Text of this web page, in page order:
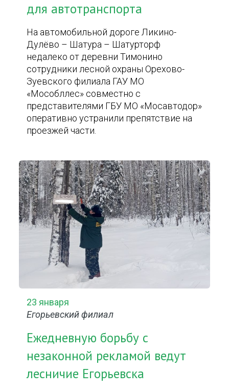
для автотранспорта
На автомобильной дороге Ликино-
Дулёво – Шатура – Шатурторф
недалеко от деревни Тимонино
сотрудники лесной охраны Орехово-
Зуевского филиала ГАУ МО
«Мособллес» совместно с
представителями ГБУ МО «Мосавтодор»
оперативно устранили препятствие на
проезжей части.
23 января
Егорьевский филиал
Ежедневную борьбу с
незаконной рекламой ведут
лесничие Егорьевска